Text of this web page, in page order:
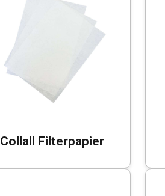
Collall Filterpapier